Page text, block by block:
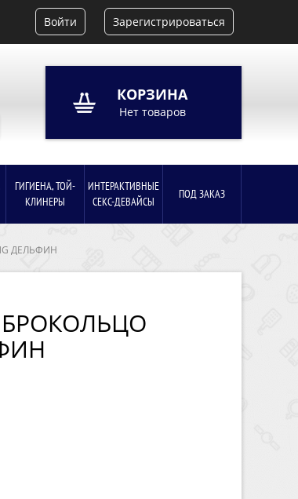
Войти Зарегистрироваться
КОРЗИНА
Нет товаров
ГИГИЕНА, ТОЙ-
КЛИНЕРЫ
ИНТЕРАКТИВНЫЕ
СЕКС-ДЕВАЙСЫ
ПОД ЗАКАЗ
ДЕЛЬФИН